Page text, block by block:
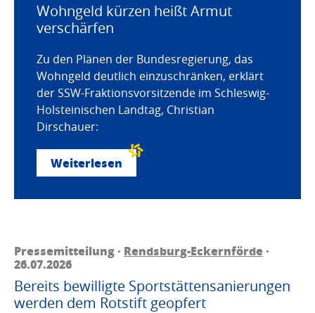
Wohngeld kürzen heißt Armut
verschärfen
Zu den Plänen der Bundesregierung, das
Wohngeld deutlich einzuschränken, erklärt
der SSW-Fraktionsvorsitzende im Schleswig-
Holsteinischen Landtag, Christian
Dirschauer:
Weiterlesen
Pressemitteilung · Rendsburg-Eckernförde·
26.07.2026
Bereits bewilligte Sportstättensanierungen
werden dem Rotstift geopfert